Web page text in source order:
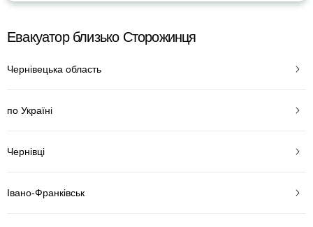
Евакуатор близько Сторожинця
Чернівецька область
по Україні
Чернівці
Івано-Франківськ